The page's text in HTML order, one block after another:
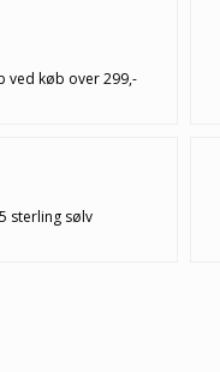
ved køb over 299,-
sterling sølv